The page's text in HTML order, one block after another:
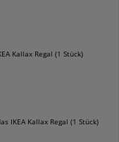
Kallax Regal (1 Stück)
IKEA Kallax Regal (1 Stück)